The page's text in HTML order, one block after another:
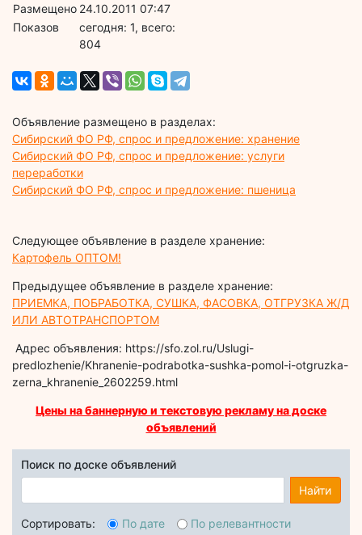
Размещено 24.10.2011 07:47
Показов
cегодня: 1, всего:
804
Объявление размещено в разделах:
Сибирский ФО РФ, спрос и предложение: хранение
Сибирский ФО РФ, спрос и предложение: услуги
переработки
Сибирский ФО РФ, спрос и предложение: пшеница
Следующее объявление в разделе хранение:
Картофель ОПТОМ!
Предыдущее объявление в разделе хранение:
ПРИЕМКА, ПОБРАБОТКА, СУШКА, ФАСОВКА, ОТГРУЗКА Ж/Д
ИЛИ АВТОТРАНСПОРТОМ
Адрес объявления: https://sfo.zol.ru/Uslugi-
predlozhenie/Khranenie-podrabotka-sushka-pomol-i-otgruzka-
zerna_khranenie_2602259.html
Цены на баннерную и текстовую рекламу на доске
объявлений
Поиск по доске объявлений
Найти
Сортировать: По дате По релевантности